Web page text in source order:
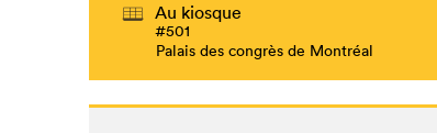
Au kiosque
#501
Palais des congrès de Montréal